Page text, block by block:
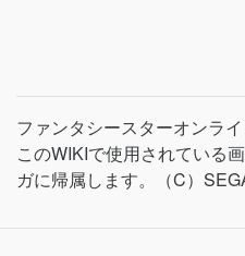
ファンタシースターオンラ
このWIKIで使用されている
ガに帰属します。（C）